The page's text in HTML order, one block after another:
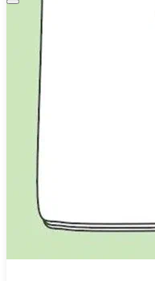
TOGGLE
NAVIGATION